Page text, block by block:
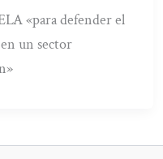
«para defender el
un sector